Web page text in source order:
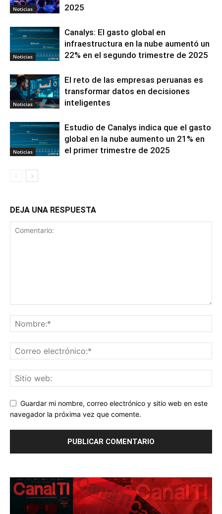
Noticias
2025
Noticias
Canalys: El gasto global en
infraestructura en la nube aumentó un
22% en el segundo trimestre de 2025
Noticias
El reto de las empresas peruanas es
transformar datos en decisiones
inteligentes
Noticias
Estudio de Canalys indica que el gasto
global en la nube aumento un 21% en
el primer trimestre de 2025
DEJA UNA RESPUESTA
Guardar mi nombre, correo electrónico y sitio web en este
navegador la próxima vez que comente.